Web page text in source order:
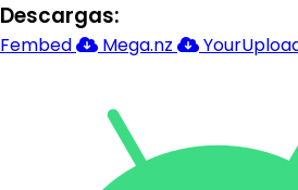
Descargas:
Fembed Mega.nz